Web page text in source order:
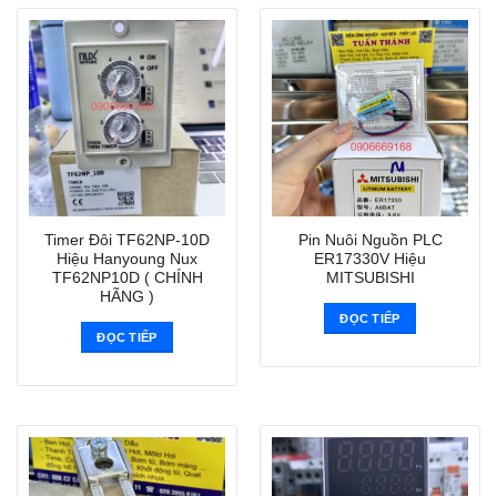
Timer Đôi TF62NP-10D
Hiệu Hanyoung Nux
TF62NP10D ( CHÍNH
HÃNG )
ĐỌC TIẾP
Pin Nuôi Nguồn PLC
ER17330V Hiệu
MITSUBISHI
ĐỌC TIẾP